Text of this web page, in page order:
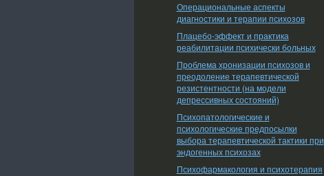
Операциональные аспекты
диагностики и терапии психозов
Плацебо-эффект и практика
реабилитации психически больных
Проблема хронизации психозов и
преодоление терапевтической
резистентности (на модели
депрессивных состояний)
Психопатологические и
психологические предпосылки
выбора терапевтической тактики при
эндогенных психозах
Психофармакология и психотерапия